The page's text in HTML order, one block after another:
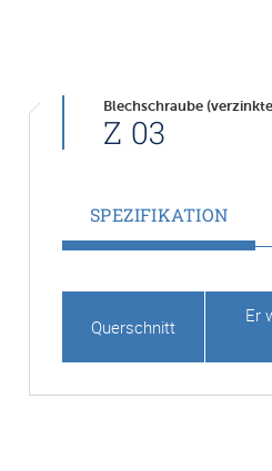
Blechschraube
Z 03
SPEZIFIKATION
Querschnitt
Er